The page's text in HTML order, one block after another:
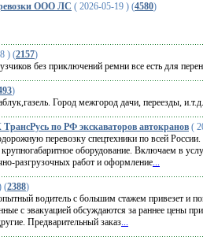
ООО ЛС ( 2026-05-19 ) (4580)
) (2157)
без приключений ремни все есть для
)
Город межгород дачи, переезды, и.т.д.
по РФ экскаваторов автокранов (
перевозку спецтехники по всей
оборудование. Включаем в
разгрузочных работ и оформление...
(2388)
водитель с большим стажем привезет и
с эвакуацией обсуждаются за раннее цены
Предварительный заказ...